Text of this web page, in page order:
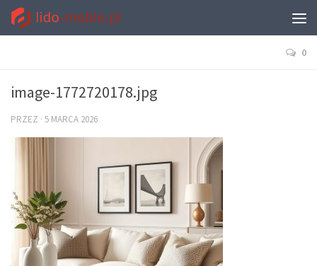
0
image-1772720178.jpg
PRZEZ · 5 MARCA 2026